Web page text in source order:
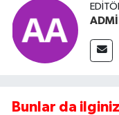
Bunlar da